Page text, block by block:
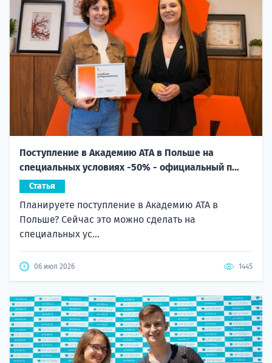
Поступление в Академию ATA в Польше на
специальных условиях -50% - официальный п...
Статья
Планируете поступление в Академию ATA в
Польше? Сейчас это можно сделать на
специальных ус...
06 июл 2026 1445